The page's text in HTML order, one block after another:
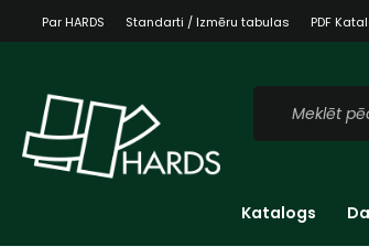
Par HARDS Standarti / Izmēru tabulas PDF
Katalogs